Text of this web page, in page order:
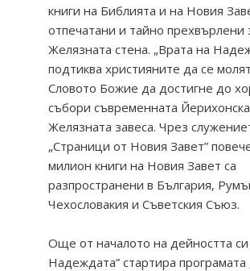
книги на Библията и на Новия
отпечатани и тайно прехвърлени
Желязната стена. „Врата на
подтиква християните да се
Словото Божие да достигне до
събори съвременната
Желязната завеса. Чрез
„Страници от Новия Завет”
милион книги на Новия Завет са
разпространени в България,
Чехословакия и Съветския Съюз.
Още от началото на дейността си
Надеждата” стартира програмата